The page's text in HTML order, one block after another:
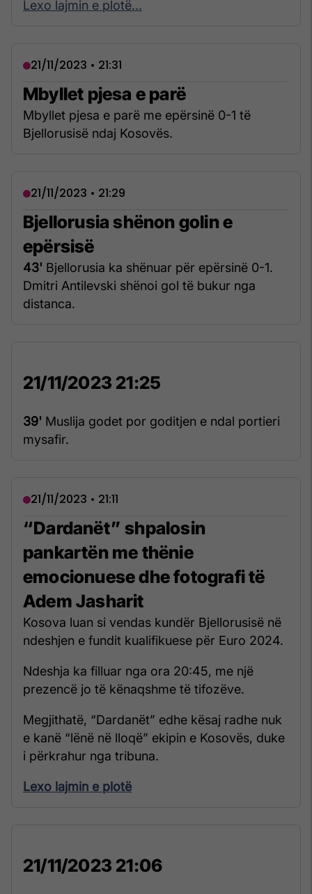
Lexo lajmin e plotë...
21/11/2023 • 21:31
Mbyllet pjesa e parë
Mbyllet pjesa e parë me epërsinë 0-1 të
Bjellorusisë ndaj Kosovës.
21/11/2023 • 21:29
Bjellorusia shënon golin e
epërsisë
43' Bjellorusia ka shënuar për epërsinë 0-1.
Dmitri Antilevski shënoi gol të bukur nga
distanca.
21/11/2023 21:25
39' Muslija godet por goditjen e ndal portieri
mysafir.
21/11/2023 • 21:11
“Dardanët” shpalosin
pankartën me thënie
emocionuese dhe fotografi të
Adem Jasharit
Kosova luan si vendas kundër Bjellorusisë në
ndeshjen e fundit kualifikuese për Euro 2024.
Ndeshja ka filluar nga ora 20:45, me një
prezencë jo të kënaqshme të tifozëve.
Megjithatë, “Dardanët” edhe kësaj radhe nuk
e kanë “lënë në lloqë” ekipin e Kosovës, duke
i përkrahur nga tribuna.
Lexo lajmin e plotë
21/11/2023 21:06